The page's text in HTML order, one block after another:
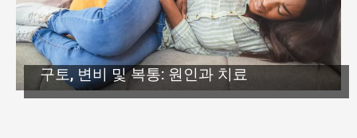
구토, 변비 및 복통: 원인과 치료